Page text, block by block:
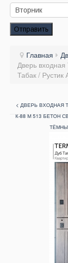
Заказ
Отправить
Главная
Дверь
Табак / Рустик
< ДВЕРЬ ВХОДНАЯ
К-88 М 513 БЕТОН